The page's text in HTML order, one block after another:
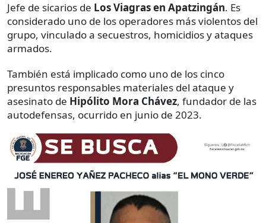
Jefe de sicarios de Los Viagras en Apatzingán. Es
considerado uno de los operadores más violentos del
grupo, vinculado a secuestros, homicidios y ataques
armados.
También está implicado como uno de los cinco
presuntos responsables materiales del ataque y
asesinato de Hipólito Mora Chávez, fundador de las
autodefensas, ocurrido en junio de 2023.